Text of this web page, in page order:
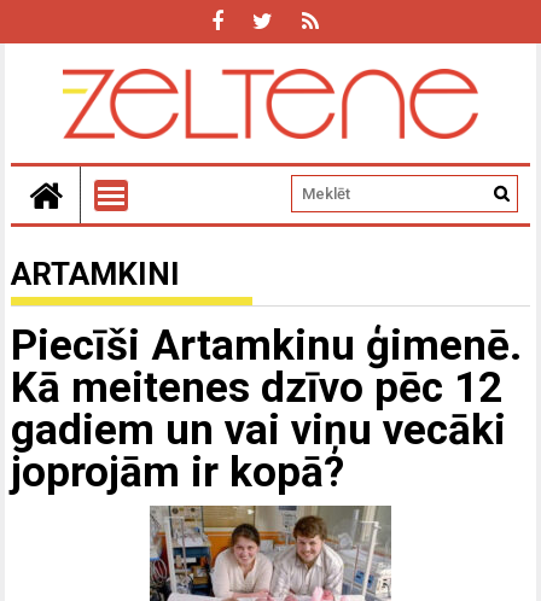
ARTAMKINI
Piecīši Artamkinu ģimenē.
Kā meitenes dzīvo pēc 12
gadiem un vai viņu vecāki
joprojām ir kopā?